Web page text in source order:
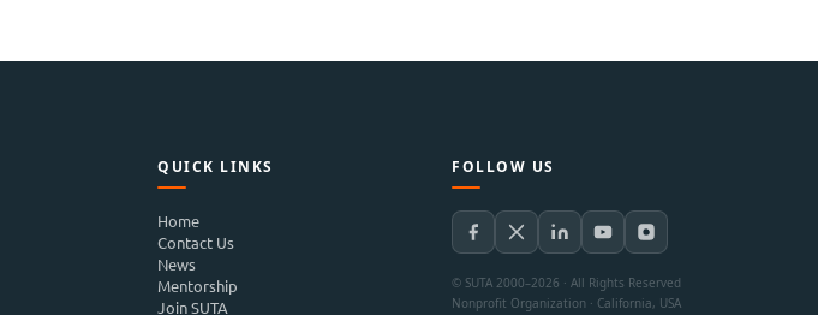
QUICK LINKS
Home
Contact Us
News
Mentorship
Join SUTA
FOLLOW US
© SUTA 2000–2026 · All Rights Reserved
Nonprofit Organization · California, USA